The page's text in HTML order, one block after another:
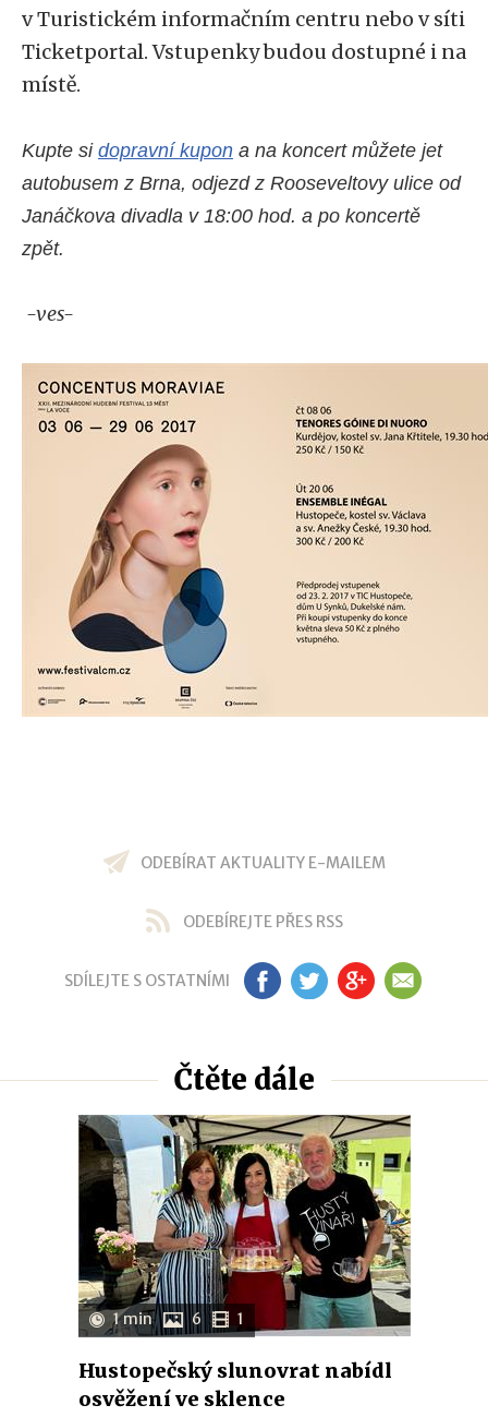
v Turistickém informačním centru nebo v síti
Ticketportal. Vstupenky budou dostupné i na
místě.
Kupte si dopravní kupon a na koncert můžete jet
autobusem z Brna, odjezd z Rooseveltovy ulice od
Janáčkova divadla v 18:00 hod. a po koncertě
zpět.
-ves-
ODEBÍRAT AKTUALITY E-MAILEM
ODEBÍREJTE PŘES RSS
SDÍLEJTE S OSTATNÍMI FB TW GP EM
Čtěte dále
1 min 6 1
Hustopečský slunovrat nabídl
osvěžení ve sklence